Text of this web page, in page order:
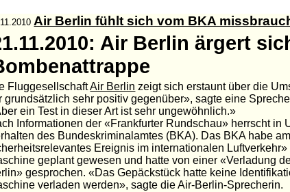
Air Berlin fühlt sich vom BKA
Air Berlin ärgert
FluggesellschaftAir Berlin zeigt sich erstaunt über die
grundsätzlich sehr positiv gegenüber», sagte eine
ein Test in dieser Art ist sehr ungewöhnlich.»
Informationen der «Frankfurter Rundschau» herrscht
des Bundeskriminalamtes (BKA). Das BKA habe
Ereignis im internationalen
geplant gewesen und hatte von einer «Verladung
gesprochen. «Das Gepäckstück hatte keine
verladen werden», sagte die Air-Berlin-Sprecherin.